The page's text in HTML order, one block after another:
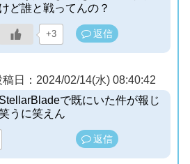
けど誰と戦ってんの？
+3 返信
稿日：2024/02/14(水) 08:40:42
で既にいた件が報じ
うに笑えん
返信